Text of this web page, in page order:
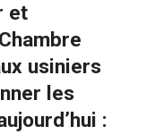
et
usiniers
les
: